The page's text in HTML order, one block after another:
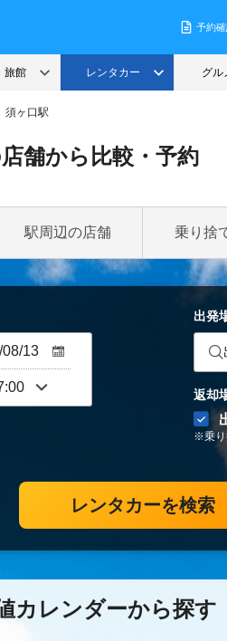
須ヶ口駅
舗から比較・予約
駅周辺の店舗 乗り捨
出発
返却
※乗り
レンタカーを検索
カレンダーから探す